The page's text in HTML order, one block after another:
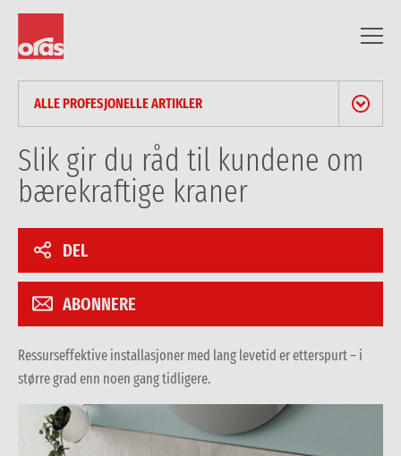
ALLE PROFESJONELLE ARTIKLER
NYHETER & PRESSEMELDINGER
BLOGG
REFERANSER
Slik gir du råd til kundene om
bærekraftige kraner
DEL
ABONNERE
Ressurseffektive installasjoner med lang levetid er etterspurt – i
større grad enn noen gang tidligere.